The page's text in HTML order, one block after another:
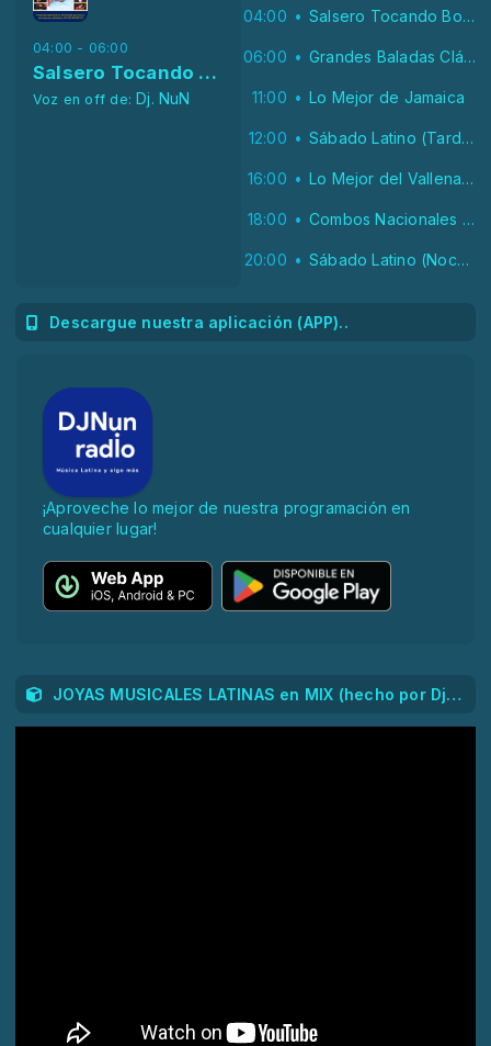
04:00 - 06:00
Salsero Tocando Boleros
Voz en off de: Dj. NuN
04:00 Salsero Tocando Boleros
06:00 Grandes Baladas Clásicas
11:00 Lo Mejor de Jamaica
12:00 Sábado Latino (Tarde)
16:00 Lo Mejor del Vallenato
18:00 Combos Nacionales de Panamá
20:00 Sábado Latino (Noche)
Descargue nuestra aplicación (APP)..
¡Aproveche lo mejor de nuestra programación en
cualquier lugar!
JOYAS MUSICALES LATINAS en MIX (hecho por Dj. NuN)